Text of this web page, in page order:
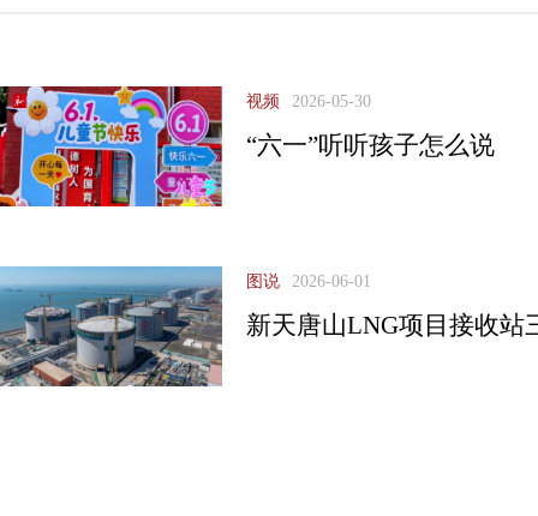
视频 2026-05-30
“六一”听听孩子怎么说
图说 2026-06-01
新天唐山LNG项目接收站